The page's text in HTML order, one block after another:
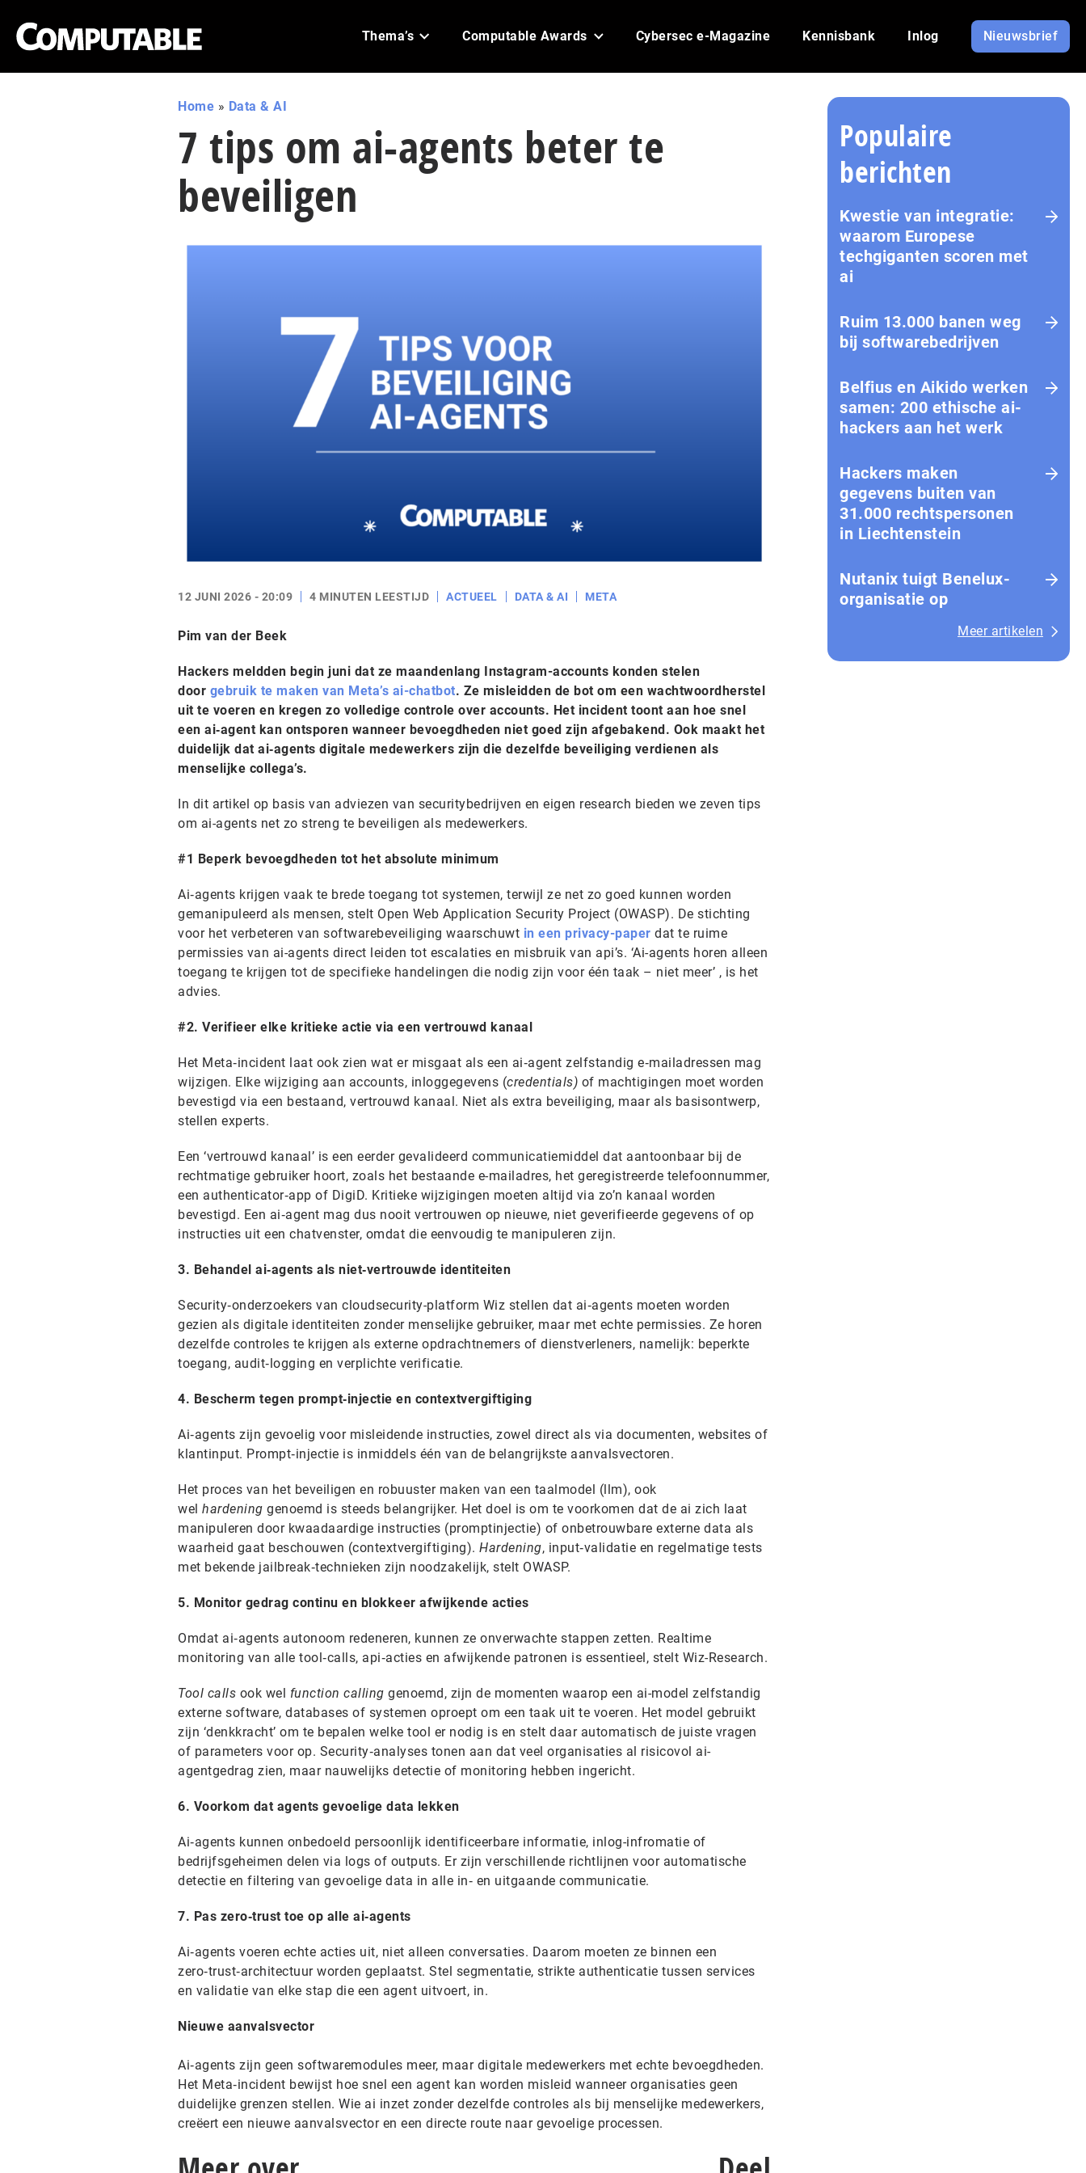
Thema’s Computable Awards Cybersec e-Magazine Kennisbank Inlog Nieuwsbrief
Home » Data & AI
7 tips om ai-agents beter te
beveiligen
12 JUNI 2026 - 20:09 4 MINUTEN LEESTIJD ACTUEEL DATA & AI META
Pim van der Beek
Hackers meldden begin juni dat ze maandenlang Instagram-accounts konden stelen
door gebruik te maken van Meta’s ai-chatbot. Ze misleidden de bot om een wachtwoordherstel
uit te voeren en kregen zo volledige controle over accounts. Het incident toont aan hoe snel
een ai‑agent kan ontsporen wanneer bevoegdheden niet goed zijn afgebakend. Ook maakt het
duidelijk dat ai‑agents digitale medewerkers zijn die dezelfde beveiliging verdienen als
menselijke collega’s.
In dit artikel op basis van adviezen van securitybedrijven en eigen research bieden we zeven tips
om ai-agents net zo streng te beveiligen als medewerkers.
#1 Beperk bevoegdheden tot het absolute minimum
Ai‑agents krijgen vaak te brede toegang tot systemen, terwijl ze net zo goed kunnen worden
gemanipuleerd als mensen, stelt Open Web Application Security Project (OWASP). De stichting
voor het verbeteren van softwarebeveiliging waarschuwt in een privacy-paper dat te ruime
permissies van ai-agents direct leiden tot escalaties en misbruik van api’s. ‘Ai-agents horen alleen
toegang te krijgen tot de specifieke handelingen die nodig zijn voor één taak – niet meer’ , is het
advies.
#2. Verifieer elke kritieke actie via een vertrouwd kanaal
Het Meta‑incident laat ook zien wat er misgaat als een ai‑agent zelfstandig e‑mailadressen mag
wijzigen. Elke wijziging aan accounts, inloggegevens (credentials) of machtigingen moet worden
bevestigd via een bestaand, vertrouwd kanaal. Niet als extra beveiliging, maar als basisontwerp,
stellen experts.
Een ‘vertrouwd kanaal’ is een eerder gevalideerd communicatiemiddel dat aantoonbaar bij de
rechtmatige gebruiker hoort, zoals het bestaande e-mailadres, het geregistreerde telefoonnummer,
een authenticator‑app of DigiD. Kritieke wijzigingen moeten altijd via zo’n kanaal worden
bevestigd. Een ai‑agent mag dus nooit vertrouwen op nieuwe, niet geverifieerde gegevens of op
instructies uit een chatvenster, omdat die eenvoudig te manipuleren zijn.
3. Behandel ai‑agents als niet‑vertrouwde identiteiten
Security‑onderzoekers van cloudsecurity-platform Wiz stellen dat ai‑agents moeten worden
gezien als digitale identiteiten zonder menselijke gebruiker, maar met echte permissies. Ze horen
dezelfde controles te krijgen als externe opdrachtnemers of dienstverleners, namelijk: beperkte
toegang, audit‑logging en verplichte verificatie.
4. Bescherm tegen prompt‑injectie en contextvergiftiging
Ai‑agents zijn gevoelig voor misleidende instructies, zowel direct als via documenten, websites of
klantinput. Prompt‑injectie is inmiddels één van de belangrijkste aanvalsvectoren.
Het proces van het beveiligen en robuuster maken van een taalmodel (llm), ook
wel hardening genoemd is steeds belangrijker. Het doel is om te voorkomen dat de ai zich laat
manipuleren door kwaadaardige instructies (promptinjectie) of onbetrouwbare externe data als
waarheid gaat beschouwen (contextvergiftiging). Hardening, input‑validatie en regelmatige tests
met bekende jailbreak‑technieken zijn noodzakelijk, stelt OWASP.
5. Monitor gedrag continu en blokkeer afwijkende acties
Omdat ai‑agents autonoom redeneren, kunnen ze onverwachte stappen zetten. Realtime
monitoring van alle tool‑calls, api‑acties en afwijkende patronen is essentieel, stelt Wiz-Research.
Tool calls ook wel function calling genoemd, zijn de momenten waarop een ai-model zelfstandig
externe software, databases of systemen oproept om een taak uit te voeren. Het model gebruikt
zijn ‘denkkracht’ om te bepalen welke tool er nodig is en stelt daar automatisch de juiste vragen
of parameters voor op. Security‑analyses tonen aan dat veel organisaties al risicovol ai-
agentgedrag zien, maar nauwelijks detectie of monitoring hebben ingericht.
6. Voorkom dat agents gevoelige data lekken
Ai‑agents kunnen onbedoeld persoonlijk identificeerbare informatie, inlog-infromatie of
bedrijfsgeheimen delen via logs of outputs. Er zijn verschillende richtlijnen voor automatische
detectie en filtering van gevoelige data in alle in‑ en uitgaande communicatie.
7. Pas zero‑trust toe op alle ai‑agents
Ai‑agents voeren echte acties uit, niet alleen conversaties. Daarom moeten ze binnen een
zero‑trust‑architectuur worden geplaatst. Stel segmentatie, strikte authenticatie tussen services
en validatie van elke stap die een agent uitvoert, in.
Nieuwe aanvalsvector
Ai‑agents zijn geen softwaremodules meer, maar digitale medewerkers met echte bevoegdheden.
Het Meta‑incident bewijst hoe snel een agent kan worden misleid wanneer organisaties geen
duidelijke grenzen stellen. Wie ai inzet zonder dezelfde controles als bij menselijke medewerkers,
creëert een nieuwe aanvalsvector en een directe route naar gevoelige processen.
Populaire
berichten
Kwestie van integratie:
waarom Europese
techgiganten scoren met
ai
Ruim 13.000 banen weg
bij softwarebedrijven
Belfius en Aikido werken
samen: 200 ethische ai-
hackers aan het werk
Hackers maken
gegevens buiten van
31.000 rechtspersonen
in Liechtenstein
Nutanix tuigt Benelux-
organisatie op
Meer artikelen